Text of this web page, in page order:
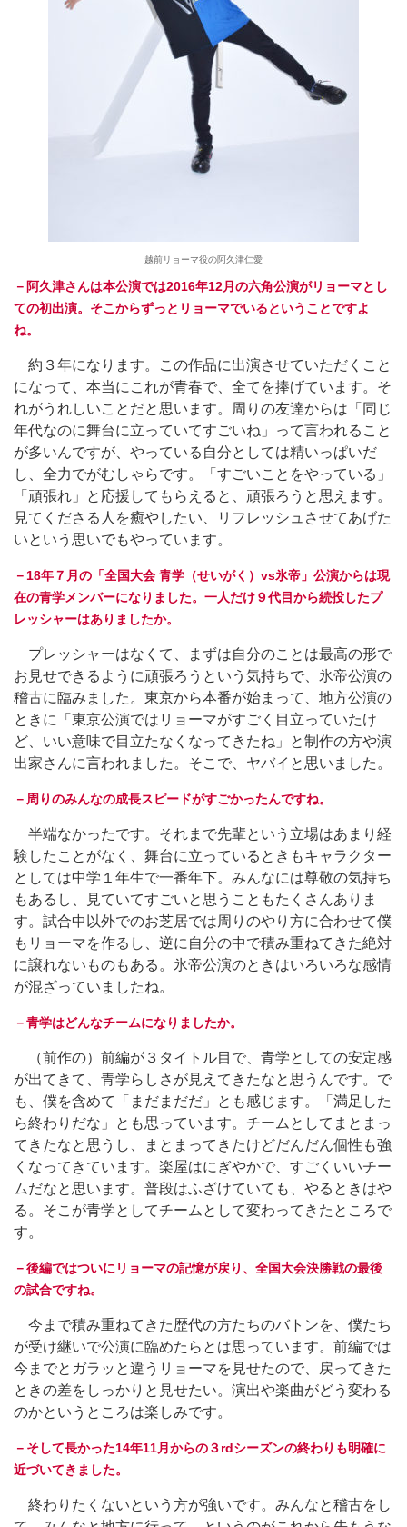
越前リョーマ役の阿久津仁愛
－阿久津さんは本公演では2016年12月の六角公演がリョーマとし
ての初出演。そこからずっとリョーマでいるということですよ
ね。
約３年になります。この作品に出演させていただくこと
になって、本当にこれが青春で、全てを捧げています。そ
れがうれしいことだと思います。周りの友達からは「同じ
年代なのに舞台に立っていてすごいね」って言われること
が多いんですが、やっている自分としては精いっぱいだ
し、全力でがむしゃらです。「すごいことをやっている」
「頑張れ」と応援してもらえると、頑張ろうと思えます。
見てくださる人を癒やしたい、リフレッシュさせてあげた
いという思いでもやっています。
－18年７月の「全国大会 青学（せいがく）vs氷帝」公演からは現
在の青学メンバーになりました。一人だけ９代目から続投したプ
レッシャーはありましたか。
プレッシャーはなくて、まずは自分のことは最高の形で
お見せできるように頑張ろうという気持ちで、氷帝公演の
稽古に臨みました。東京から本番が始まって、地方公演の
ときに「東京公演ではリョーマがすごく目立っていたけ
ど、いい意味で目立たなくなってきたね」と制作の方や演
出家さんに言われました。そこで、ヤバイと思いました。
－周りのみんなの成長スピードがすごかったんですね。
半端なかったです。それまで先輩という立場はあまり経
験したことがなく、舞台に立っているときもキャラクター
としては中学１年生で一番年下。みんなには尊敬の気持ち
もあるし、見ていてすごいと思うこともたくさんありま
す。試合中以外でのお芝居では周りのやり方に合わせて僕
もリョーマを作るし、逆に自分の中で積み重ねてきた絶対
に譲れないものもある。氷帝公演のときはいろいろな感情
が混ざっていましたね。
－青学はどんなチームになりましたか。
（前作の）前編が３タイトル目で、青学としての安定感
が出てきて、青学らしさが見えてきたなと思うんです。で
も、僕を含めて「まだまだだ」とも感じます。「満足した
ら終わりだな」とも思っています。チームとしてまとまっ
てきたなと思うし、まとまってきたけどだんだん個性も強
くなってきています。楽屋はにぎやかで、すごくいいチー
ムだなと思います。普段はふざけていても、やるときはや
る。そこが青学としてチームとして変わってきたところで
す。
－後編ではついにリョーマの記憶が戻り、全国大会決勝戦の最後
の試合ですね。
今まで積み重ねてきた歴代の方たちのバトンを、僕たち
が受け継いで公演に臨めたらとは思っています。前編では
今までとガラッと違うリョーマを見せたので、戻ってきた
ときの差をしっかりと見せたい。演出や楽曲がどう変わる
のかというところは楽しみです。
－そして長かった14年11月からの３rdシーズンの終わりも明確に
近づいてきました。
終わりたくないという方が強いです。みんなと稽古をし